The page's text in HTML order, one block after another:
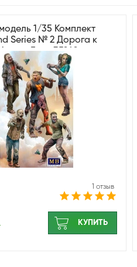
1/35 Комплект
Series № 2 Дорога к
35242
1 отзыв
КУПИТЬ